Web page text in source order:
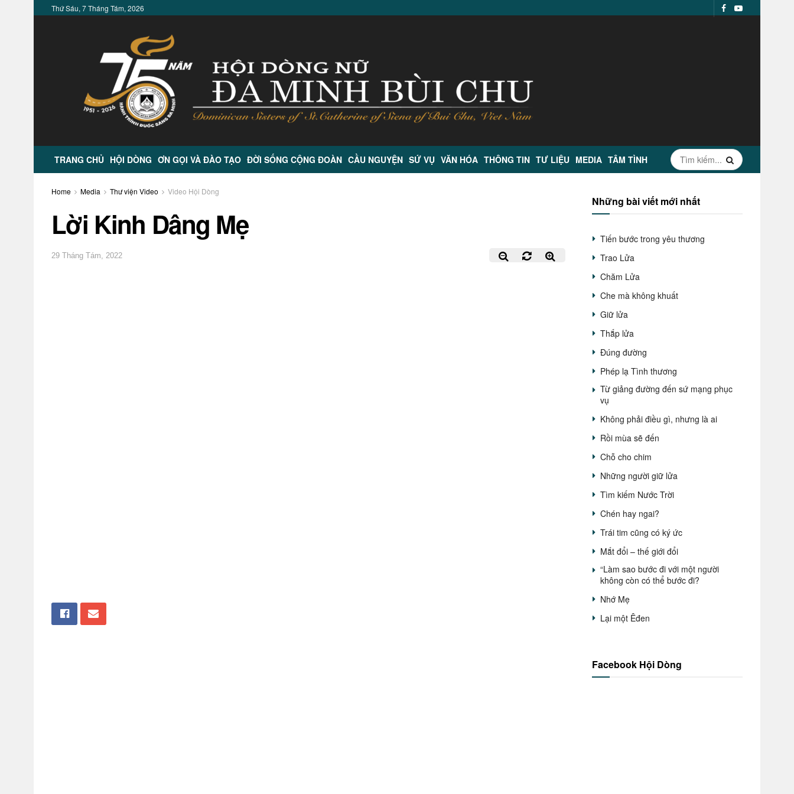
Thứ Sáu, 7 Tháng Tám, 2026
TRANG CHỦ HỘI DÒNG ƠN GỌI VÀ ĐÀO TẠO ĐỜI SỐNG CỘNG ĐOÀN CẦU NGUYỆN SỨ VỤ VĂN HÓA THÔNG TIN TƯ LIỆU MEDIA TÂM TÌNH
Home Media Thư viện Video Video Hội Dòng
Lời Kinh Dâng Mẹ
29 Tháng Tám, 2022
Những bài viết mới nhất
Tiến bước trong yêu thương
Trao Lửa
Chăm Lửa
Che mà không khuất
Giữ lửa
Thắp lửa
Đúng đường
Phép lạ Tình thương
Từ giảng đường đến sứ mạng phục
vụ
Không phải điều gì, nhưng là ai
Rồi mùa sẽ đến
Chỗ cho chim
Những người giữ lửa
Tìm kiếm Nước Trời
Chén hay ngai?
Trái tim cũng có ký ức
Mắt đổi – thế giới đổi
“Làm sao bước đi với một người
không còn có thể bước đi?
Nhớ Mẹ
Lại một Êđen
Facebook Hội Dòng